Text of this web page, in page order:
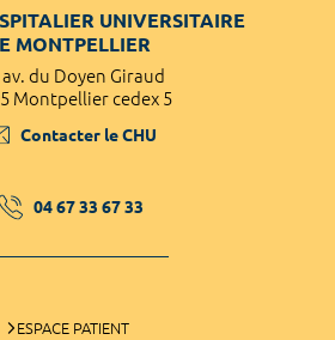
UNIVERSITAIRE
MONTPELLIER
av. du Doyen Giraud
Montpellier cedex 5
Contacter le CHU
04 67 33 67 33
ESPACE PATIENT